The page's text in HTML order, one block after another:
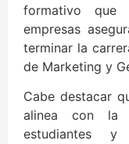
formativo
empresas
terminar la
de Marketing y
Cabe destacar
alinea con la
estudiantes